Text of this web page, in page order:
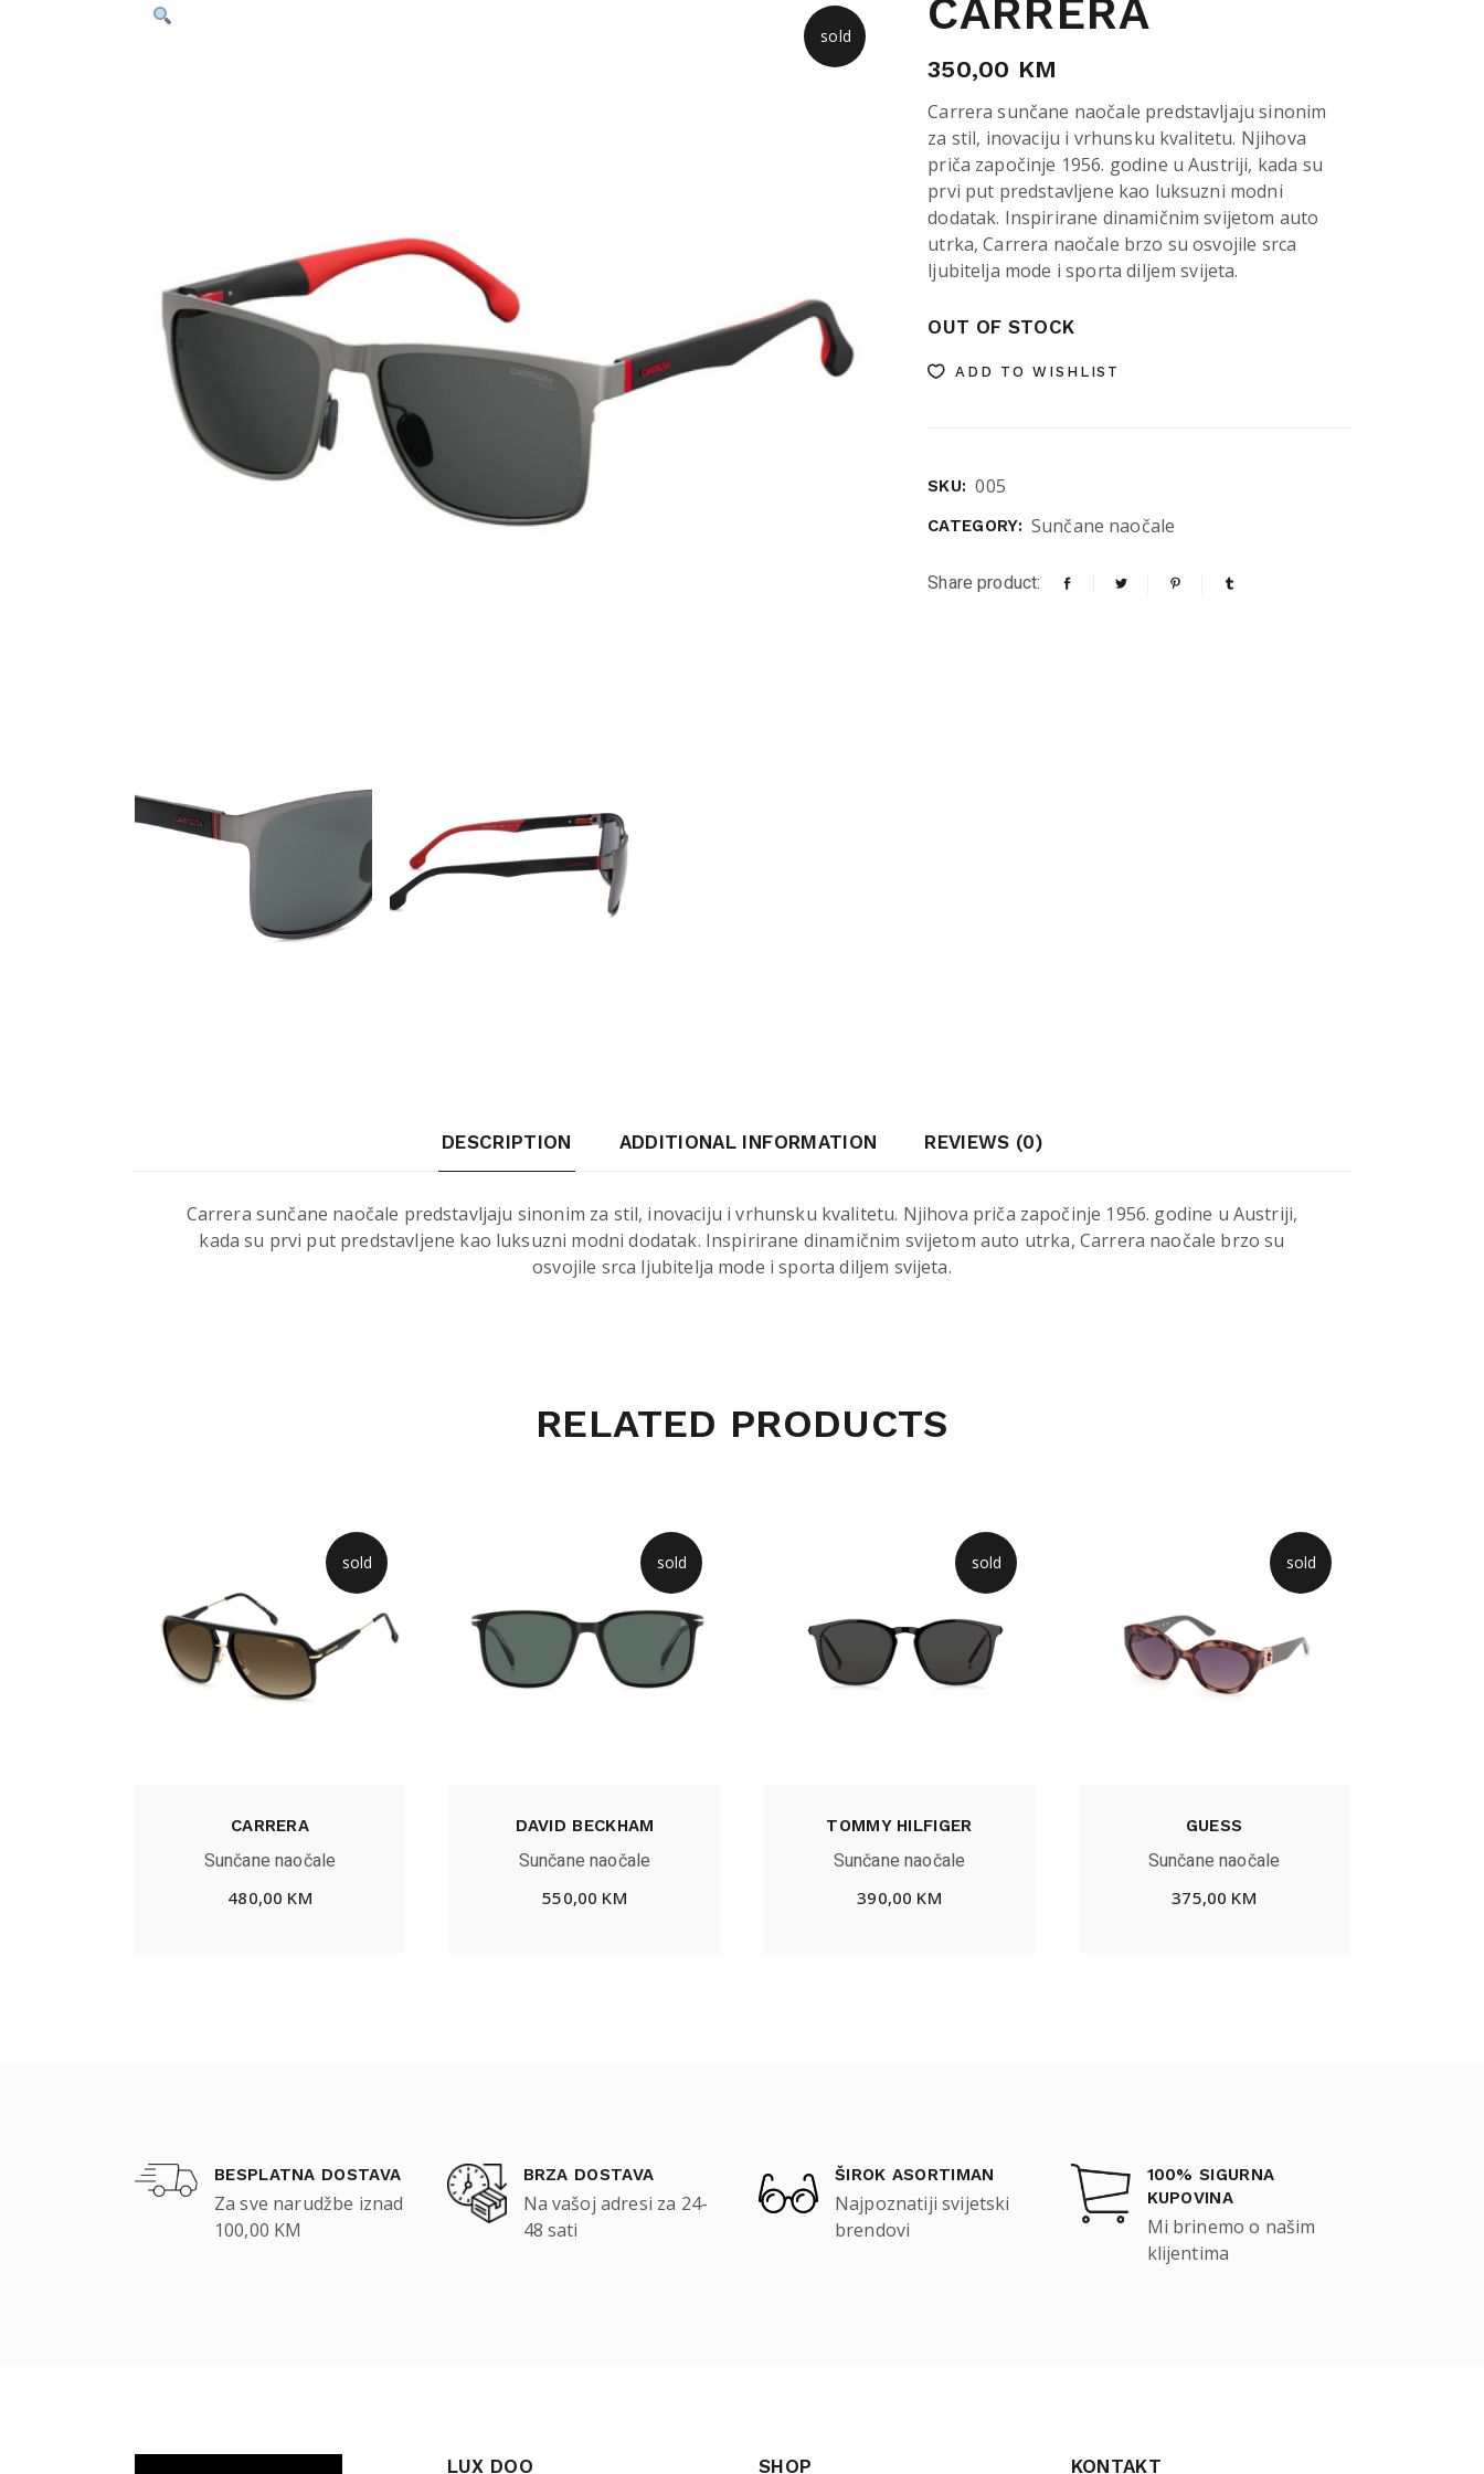
sold CARRERA
350,00 KM
Carrera sunčane naočale predstavljaju sinonim
za stil, inovaciju i vrhunsku kvalitetu. Njihova
priča započinje 1956. godine u Austriji, kada su
prvi put predstavljene kao luksuzni modni
dodatak. Inspirirane dinamičnim svijetom auto
utrka, Carrera naočale brzo su osvojile srca
ljubitelja mode i sporta diljem svijeta.
OUT OF STOCK
ADD TO WISHLIST
SKU: 005
CATEGORY: Sunčane naočale
Share product:
DESCRIPTION ADDITIONAL INFORMATION REVIEWS (0)
Carrera sunčane naočale predstavljaju sinonim za stil, inovaciju i vrhunsku kvalitetu. Njihova priča započinje 1956. godine u Austriji,
kada su prvi put predstavljene kao luksuzni modni dodatak. Inspirirane dinamičnim svijetom auto utrka, Carrera naočale brzo su
osvojile srca ljubitelja mode i sporta diljem svijeta.
RELATED PRODUCTS
sold
CARRERA
Sunčane naočale
480,00 KM
sold
DAVID BECKHAM
Sunčane naočale
550,00 KM
sold
TOMMY HILFIGER
Sunčane naočale
390,00 KM
sold
GUESS
Sunčane naočale
375,00 KM
BESPLATNA DOSTAVA
Za sve narudžbe iznad
100,00 KM
BRZA DOSTAVA
Na vašoj adresi za 24-
48 sati
ŠIROK ASORTIMAN
Najpoznatiji svijetski
brendovi
100% SIGURNA
KUPOVINA
Mi brinemo o našim
klijentima
LUX DOO SHOP KONTAKT